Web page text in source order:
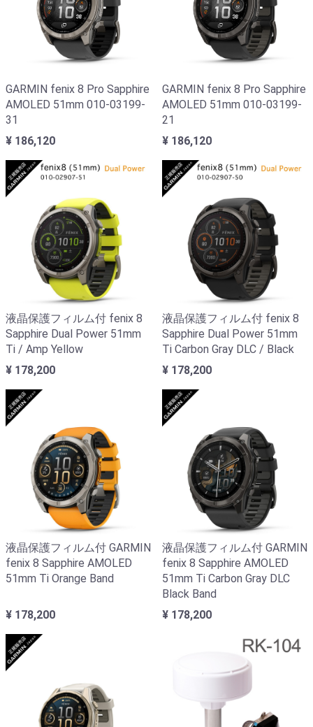
GARMIN fenix 8 Pro Sapphire
AMOLED 51mm 010-03199-
31
¥ 186,120
GARMIN fenix 8 Pro Sapphire
AMOLED 51mm 010-03199-
21
¥ 186,120
液晶保護フィルム付 fenix 8
Sapphire Dual Power 51mm
Ti / Amp Yellow
¥ 178,200
液晶保護フィルム付 fenix 8
Sapphire Dual Power 51mm
Ti Carbon Gray DLC / Black
¥ 178,200
液晶保護フィルム付 GARMIN
fenix 8 Sapphire AMOLED
51mm Ti Orange Band
¥ 178,200
液晶保護フィルム付 GARMIN
fenix 8 Sapphire AMOLED
51mm Ti Carbon Gray DLC
Black Band
¥ 178,200